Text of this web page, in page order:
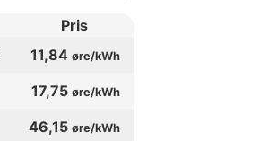
Pris
11,84 øre/kWh
17,75 øre/kWh
46,15 øre/kWh